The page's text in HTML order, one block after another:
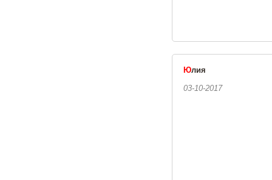
Юлия
03-10-2017